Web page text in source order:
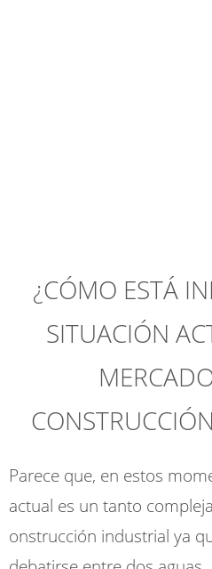
¿CÓMO ESTÁ
SITUACIÓN
Parece que, en estos
actual es un tanto
onstrucción industrial ya